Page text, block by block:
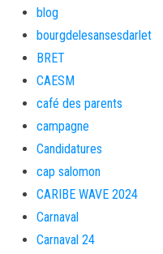
blog
bourgdelesansesdarlet
BRET
CAESM
café des parents
campagne
Candidatures
cap salomon
CARIBE WAVE 2024
Carnaval
Carnaval 24